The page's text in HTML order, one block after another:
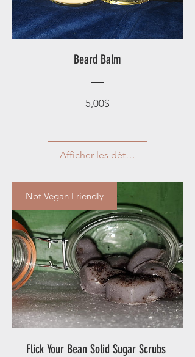
Beard Balm
5,00$
Afficher les détails
Not Vegan Friendly
Flick Your Bean Solid Sugar Scrubs